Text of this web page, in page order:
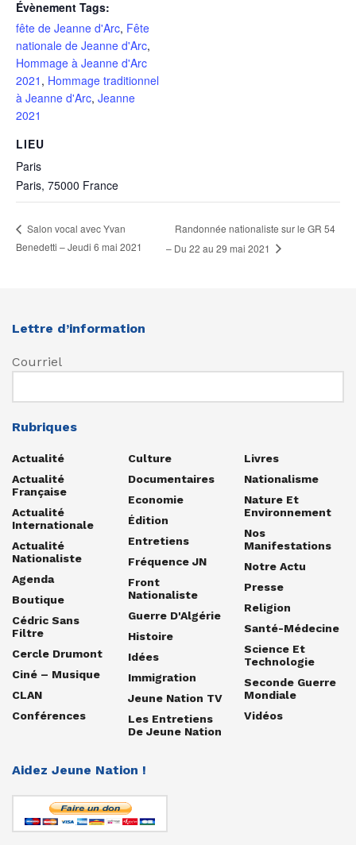
Évènement Tags:
fête de Jeanne d'Arc, Fête
nationale de Jeanne d'Arc,
Hommage à Jeanne d'Arc
2021 , Hommage traditionnel
à Jeanne d'Arc, Jeanne
2021
LIEU
Paris
Paris, 75000 France
Salon vocal avec Yvan
Benedetti – Jeudi 6 mai 2021
Randonnée nationaliste sur le GR 54
– Du 22 au 29 mai 2021
Lettre d’information
Courriel
Rubriques
Actualité
Actualité
Française
Actualité
Internationale
Actualité
Nationaliste
Agenda
Boutique
Cédric Sans
Filtre
Cercle Drumont
Ciné – Musique
CLAN
Conférences
Culture
Documentaires
Economie
Édition
Entretiens
Fréquence JN
Front
Nationaliste
Guerre D'Algérie
Histoire
Idées
Immigration
Jeune Nation TV
Les Entretiens
De Jeune Nation
Livres
Nationalisme
Nature Et
Environnement
Nos
Manifestations
Notre Actu
Presse
Religion
Santé-Médecine
Science Et
Technologie
Seconde Guerre
Mondiale
Vidéos
Aidez Jeune Nation !